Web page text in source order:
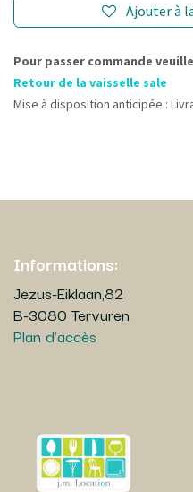
Ajouter à
Pour passer commande
Retour de la vaisselle sale
Mise à disposition anticipée :
Informations:
Jezus-Eiklaan,82
B-3080 Tervuren
Plan d'accès